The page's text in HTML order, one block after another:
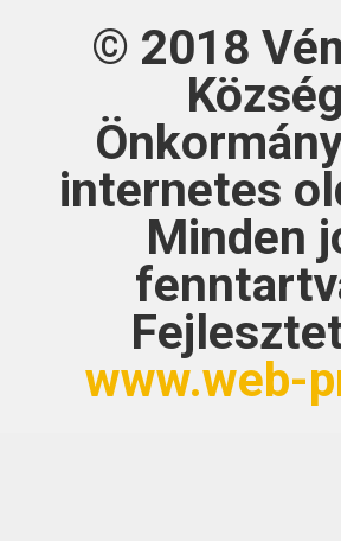
© 2018
Község
internetes
Minden
www.web-